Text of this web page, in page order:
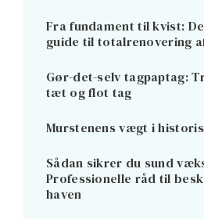
Fra fundament til kvist:
guide til totalrenovering
Gør-det-selv tagpaptag:
tæt og flot tag
Murstenens vægt i
Sådan sikrer du sund
Professionelle råd til
haven